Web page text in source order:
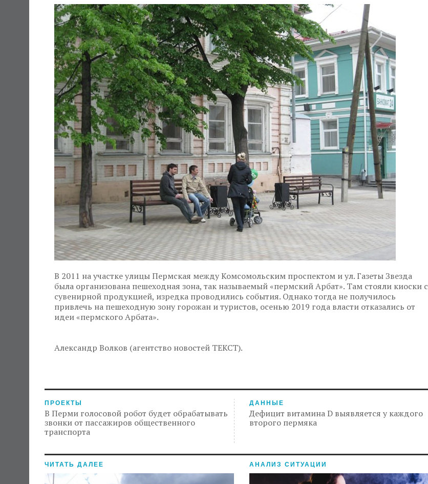
В 2011 на участке улицы Пермская между Комсомольским проспектом и ул. Газеты Звезда
была организована пешеходная зона, так называемый «пермский Арбат». Там стояли киоски с
сувенирной продукцией, изредка проводились события. Однако тогда не получилось
привлечь на пешеходную зону горожан и туристов, осенью 2019 года власти отказались от
идеи «пермского Арбата».
Александр Волков (агентство новостей ТЕКСТ).
ПРОЕКТЫ
В Перми голосовой робот будет обрабатывать
звонки от пассажиров общественного
транспорта
ДАННЫЕ
Дефицит витамина D выявляется у каждого
второго пермяка
ЧИТАТЬ ДАЛЕЕ АНАЛИЗ СИТУАЦИИ